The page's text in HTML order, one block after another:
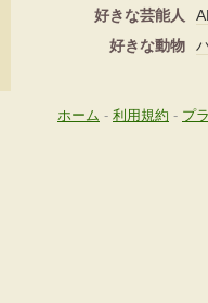
好きな芸能人
好きな動物
ホーム - 利用規約 - プ